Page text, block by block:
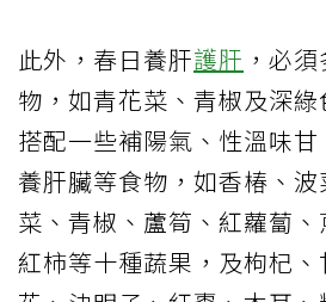
此外，春日養肝護肝 ，必
物，如青花菜、青椒及深
搭配一些補陽氣、性溫味
養肝臟等食物，如香椿、
菜、青椒、蘆筍、紅蘿蔔
紅柿等十種蔬果，及枸杞